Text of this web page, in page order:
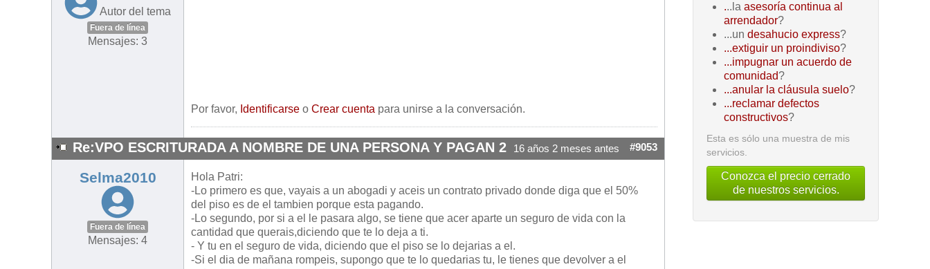
Autor del tema
Fuera de línea
Mensajes: 3
Por favor, Identificarse o Crear cuenta para unirse a la conversación.
Re:VPO ESCRITURADA A NOMBRE DE UNA PERSONA Y PAGAN 2 16 años 2 meses antes #9053
Selma2010
Fuera de línea
Mensajes: 4
Hola Patri:
-Lo primero es que, vayais a un abogadi y aceis un contrato privado donde diga que el 50%
del piso es de el tambien porque esta pagando.
-Lo segundo, por si a el le pasara algo, se tiene que acer aparte un seguro de vida con la
cantidad que querais,diciendo que te lo deja a ti.
- Y tu en el seguro de vida, diciendo que el piso se lo dejarias a el.
-Si el dia de mañana rompeis, supongo que te lo quedarias tu, le tienes que devolver a el
...la asesoría continua al
arrendador?
...un desahucio express?
...extiguir un proindiviso?
...impugnar un acuerdo de
comunidad?
...anular la cláusula suelo?
...reclamar defectos
constructivos?
Esta es sólo una muestra de mis
servicios.
Conozca el precio cerrado
de nuestros servicios.